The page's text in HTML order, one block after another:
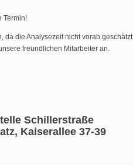
Termin!
da die Analysezeit nicht vorab geschätzt
freundlichen Mitarbeiter an.
Schillerstraße
Kaiserallee 37-39